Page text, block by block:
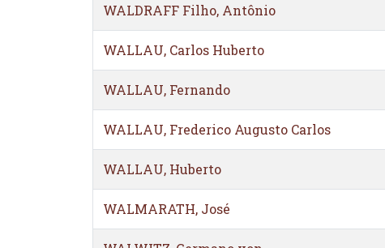
WALDRAFF Filho, Antônio
WALLAU, Carlos Huberto
WALLAU, Fernando
WALLAU, Frederico Augusto Carlos
WALLAU, Huberto
WALMARATH, José